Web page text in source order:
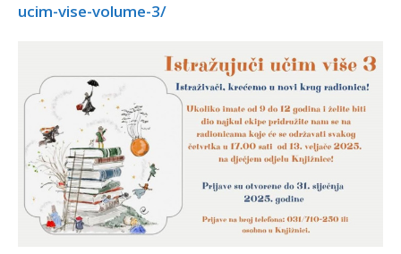
ucim-vise-volume-3/